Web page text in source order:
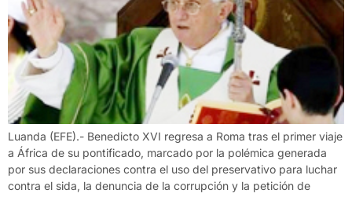
Luanda (EFE).- Benedicto XVI regresa a Roma tras el primer viaje
a África de su pontificado, marcado por la polémica generada
por sus declaraciones contra el uso del preservativo para luchar
contra el sida, la denuncia de la corrupción y la petición de